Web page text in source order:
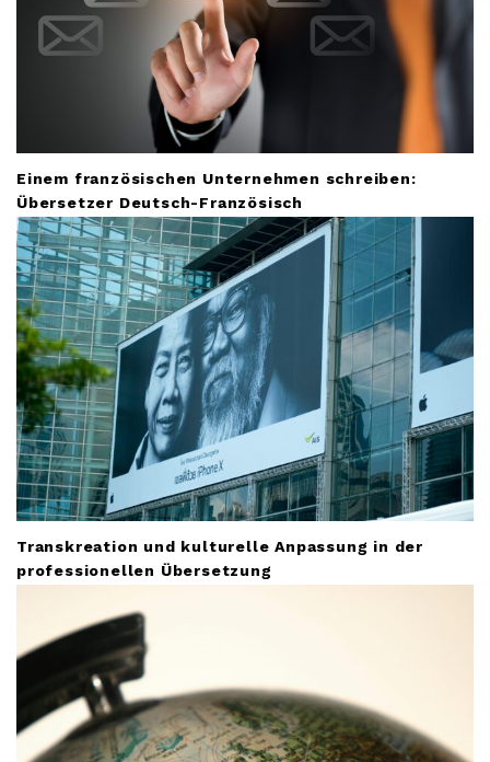
Einem französischen Unternehmen schreiben:
Übersetzer Deutsch-Französisch
Transkreation und kulturelle Anpassung in der
professionellen Übersetzung